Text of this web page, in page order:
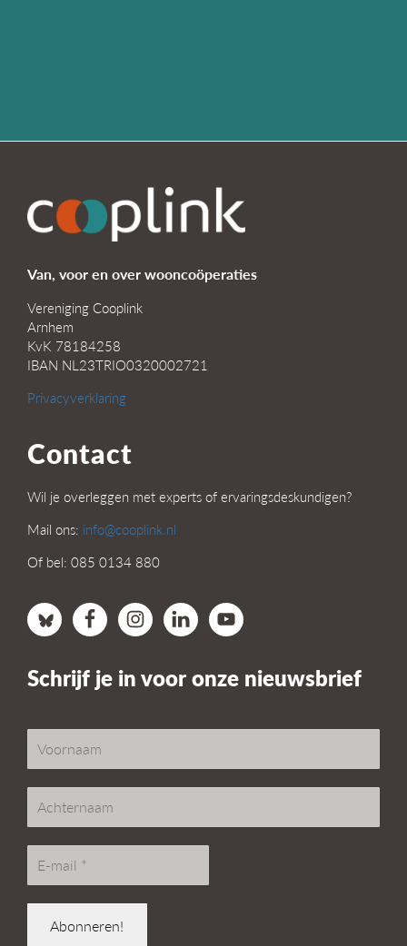
Van, voor en over wooncoöperaties
Vereniging Cooplink
Arnhem
KvK 78184258
IBAN NL23TRIO0320002721
Privacyverklaring
Contact
Wil je overleggen met experts of ervaringsdeskundigen?
Mail ons: info@cooplink.nl
Of bel: 085 0134 880
Schrijf je in voor onze nieuwsbrief